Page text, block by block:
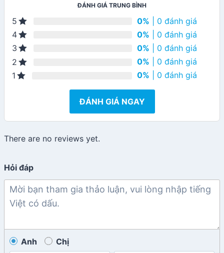
ĐÁNH GIÁ TRUNG BÌNH
5 0% | 0 đánh giá
4
0% | 0 đánh giá
3
0% | 0 đánh giá
2
0% | 0 đánh giá
1
0% | 0 đánh giá
ĐÁNH GIÁ NGAY
There are no reviews yet.
Hỏi đáp
Anh Chị